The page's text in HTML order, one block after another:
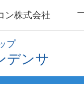
ン株式会社
プ
デンサ